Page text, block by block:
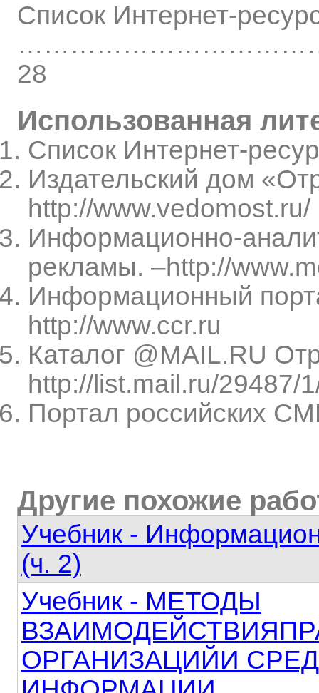
Список Интернет-
28
Использованная
Список Интернет-
Издательский дом
http://www.vedomost.ru/
Информационно-
рекламы. –http://
Информационный
http://www.ccr.ru
Каталог @MAIL.RU
http://list.mail.ru/29487/
Портал российских
Другие похожие
Учебник -
(ч. 2)
Учебник - МЕТОДЫ
ОРГАНИЗАЦИЙИ